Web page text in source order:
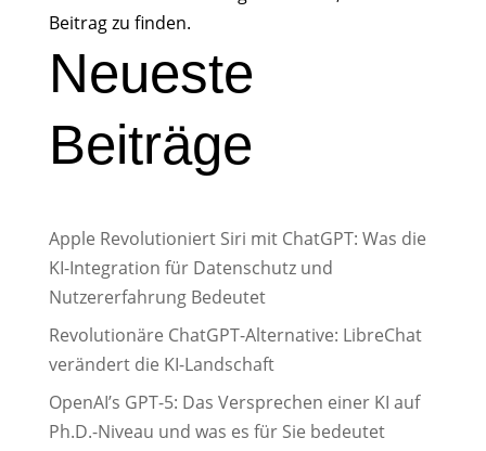
Beitrag zu finden.
Neueste
Beiträge
Apple Revolutioniert Siri mit ChatGPT: Was die
KI-Integration für Datenschutz und
Nutzererfahrung Bedeutet
Revolutionäre ChatGPT-Alternative: LibreChat
verändert die KI-Landschaft
OpenAI’s GPT-5: Das Versprechen einer KI auf
Ph.D.-Niveau und was es für Sie bedeutet